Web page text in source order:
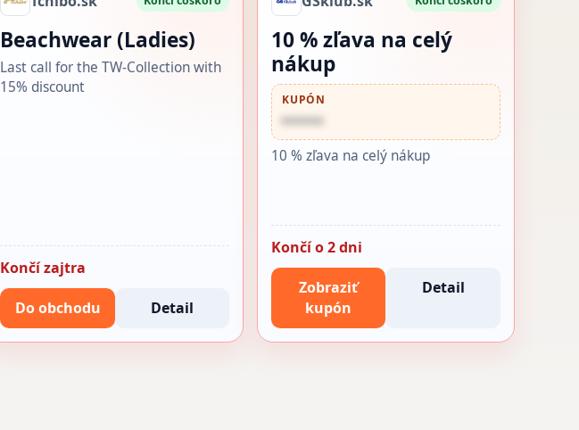
Beachwear (Ladies)
Last call for the TW-Collection with
15% discount
Končí zajtra
Do obchodu Detail
10 % zľava na celý
nákup
KUPÓN
••••••
10 % zľava na celý nákup
Končí o 2 dni
Zobraziť
kupón
Detail